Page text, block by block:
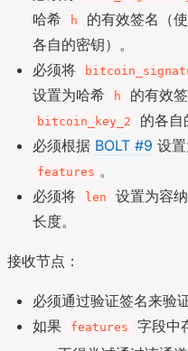
哈希
h 的有效签名（
各自的密钥）。
必须将
设置为哈希 h 的有效
bitcoin_key_2
的各自
必须根据 BOLT #9 设
features 。
必须将
len 设置为容
长度。
接收节点：
必须通过验证签名来验
如果
features
字段中